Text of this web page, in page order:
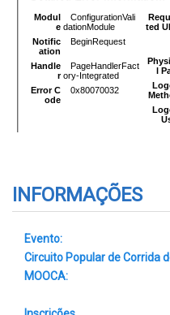
INFORMAÇÕES
Evento:
Circuito Popular de Corrida
MOOCA: